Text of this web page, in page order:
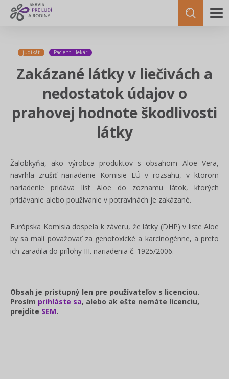
judikát Pacient - lekár
Zakázané látky v liečivách a
nedostatok údajov o
prahovej hodnote škodlivosti
látky
Žalobkyňa, ako výrobca produktov s obsahom Aloe Vera,
navrhla zrušiť nariadenie Komisie EÚ v rozsahu, v ktorom
nariadenie pridáva list Aloe do zoznamu látok, ktorých
pridávanie alebo používanie v potravinách je zakázané.
Európska Komisia dospela k záveru, že látky (DHP) v liste Aloe
by sa mali považovať za genotoxické a karcinogénne, a preto
ich zaradila do prílohy III. nariadenia č. 1925/2006.
Obsah je prístupný len pre používateľov s licenciou.
Prosím prihláste sa, alebo ak ešte nemáte licenciu,
prejdite SEM.